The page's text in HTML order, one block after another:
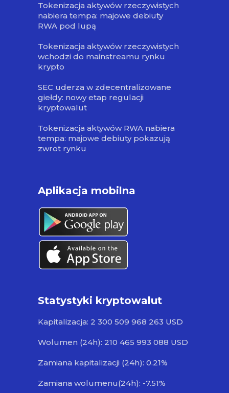
Tokenizacja aktywów rzeczywistych
nabiera tempa: majowe debiuty
RWA pod lupą
Tokenizacja aktywów rzeczywistych
wchodzi do mainstreamu rynku
krypto
SEC uderza w zdecentralizowane
giełdy: nowy etap regulacji
kryptowalut
Tokenizacja aktywów RWA nabiera
tempa: majowe debiuty pokazują
zwrot rynku
Aplikacja mobilna
Statystyki kryptowalut
Kapitalizacja: 2 300 509 968 263 USD
Wolumen (24h): 210 465 993 088 USD
Zamiana kapitalizacji (24h): 0.21%
Zamiana wolumenu(24h): -7.51%